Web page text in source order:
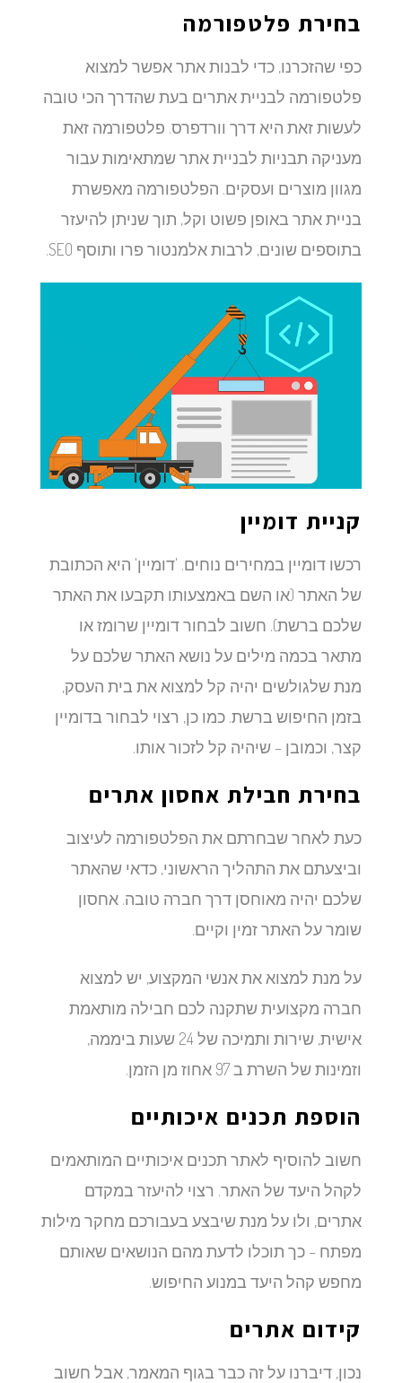
בחירת פלטפורמה
כפי שהזכרנו, כדי לבנות אתר אפשר למצוא
פלטפורמה לבניית אתרים בעת שהדרך הכי טובה
לעשות זאת היא דרך וורדפרס. פלטפורמה זאת
מעניקה תבניות לבניית אתר שמתאימות עבור
מגוון מוצרים ועסקים. הפלטפורמה מאפשרת
בניית אתר באופן פשוט וקל, תוך שניתן להיעזר
בתוספים שונים, לרבות אלמנטור פרו ותוסף SEO.
קניית דומיין
רכשו דומיין במחירים נוחים. 'דומיין' היא הכתובת
של האתר (או השם באמצעותו תקבעו את האתר
שלכם ברשת). חשוב לבחור דומיין שרומז או
מתאר בכמה מילים על נושא האתר שלכם על
מנת שלגולשים יהיה קל למצוא את בית העסק,
בזמן החיפוש ברשת. כמו כן, רצוי לבחור בדומיין
קצר, וכמובן – שיהיה קל לזכור אותו.
בחירת חבילת אחסון אתרים
כעת לאחר שבחרתם את הפלטפורמה לעיצוב
וביצעתם את התהליך הראשוני, כדאי שהאתר
שלכם יהיה מאוחסן דרך חברה טובה. אחסון
שומר על האתר זמין וקיים.
על מנת למצוא את אנשי המקצוע, יש למצוא
חברה מקצועית שתקנה לכם חבילה מותאמת
אישית, שירות ותמיכה של 24 שעות ביממה,
וזמינות של השרת ב 97 אחוז מן הזמן.
הוספת תכנים איכותיים
חשוב להוסיף לאתר תכנים איכותיים המותאמים
לקהל היעד של האתר. רצוי להיעזר במקדם
אתרים, ולו על מנת שיבצע בעבורכם מחקר מילות
מפתח – כך תוכלו לדעת מהם הנושאים שאותם
מחפש קהל היעד במנוע החיפוש.
קידום אתרים
נכון, דיברנו על זה כבר בגוף המאמר, אבל חשוב